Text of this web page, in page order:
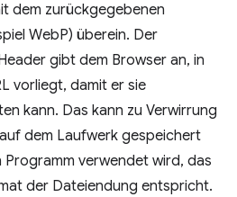
dem zurückgegebenen
WebP) überein. Der
gibt dem Browser an, in
vorliegt, damit er sie
kann. Das kann zu Verwirrung
dem Laufwerk gespeichert
Programm verwendet wird, das
der Dateiendung entspricht.